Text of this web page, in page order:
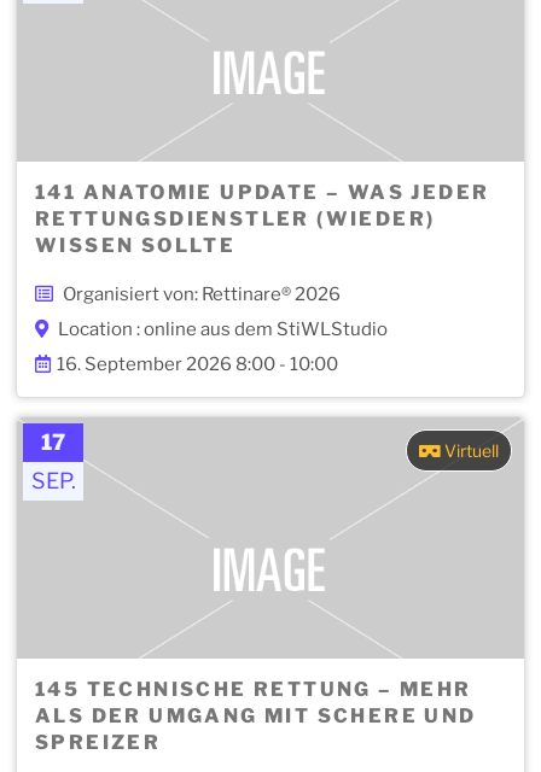
141 ANATOMIE UPDATE – WAS JEDER
RETTUNGSDIENSTLER (WIEDER)
WISSEN SOLLTE
Organisiert von: Rettinare® 2026
Location : online aus dem StiWLStudio
16. September 2026 8:00 - 10:00
17
SEP.
Virtuell
145 TECHNISCHE RETTUNG – MEHR
ALS DER UMGANG MIT SCHERE UND
SPREIZER